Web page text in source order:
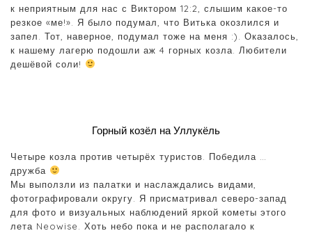
к неприятным для нас с Виктором 12:2, слышим какое-то
резкое «ме!». Я было подумал, что Витька окозлился и
запел. Тот, наверное, подумал тоже на меня :). Оказалось,
к нашему лагерю подошли аж 4 горных козла. Любители
дешёвой соли!
Горный козёл на Уллукёль
Четыре козла против четырёх туристов. Победила …
дружба
Мы выползли из палатки и наслаждались видами,
фотографировали округу. Я присматривал северо-запад
для фото и визуальных наблюдений яркой кометы этого
лета Neowise. Хоть небо пока и не располагало к